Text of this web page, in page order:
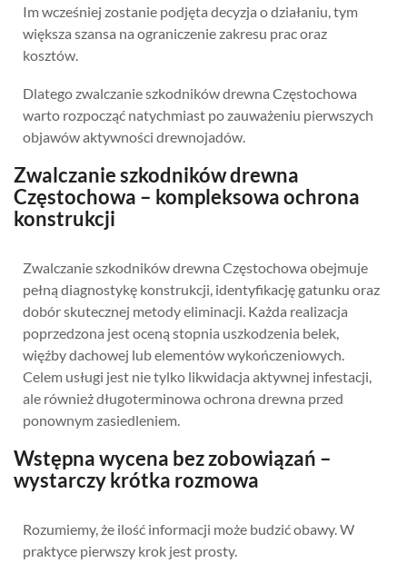
Im wcześniej zostanie podjęta decyzja o działaniu, tym
większa szansa na ograniczenie zakresu prac oraz
kosztów.
Dlatego zwalczanie szkodników drewna Częstochowa
warto rozpocząć natychmiast po zauważeniu pierwszych
objawów aktywności drewnojadów.
Zwalczanie szkodników drewna
Częstochowa – kompleksowa ochrona
konstrukcji
Zwalczanie szkodników drewna Częstochowa obejmuje
pełną diagnostykę konstrukcji, identyfikację gatunku oraz
dobór skutecznej metody eliminacji. Każda realizacja
poprzedzona jest oceną stopnia uszkodzenia belek,
więźby dachowej lub elementów wykończeniowych.
Celem usługi jest nie tylko likwidacja aktywnej infestacji,
ale również długoterminowa ochrona drewna przed
ponownym zasiedleniem.
Wstępna wycena bez zobowiązań –
wystarczy krótka rozmowa
Rozumiemy, że ilość informacji może budzić obawy. W
praktyce pierwszy krok jest prosty.